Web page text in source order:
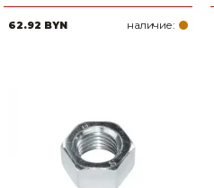
62.92 BYN наличие: